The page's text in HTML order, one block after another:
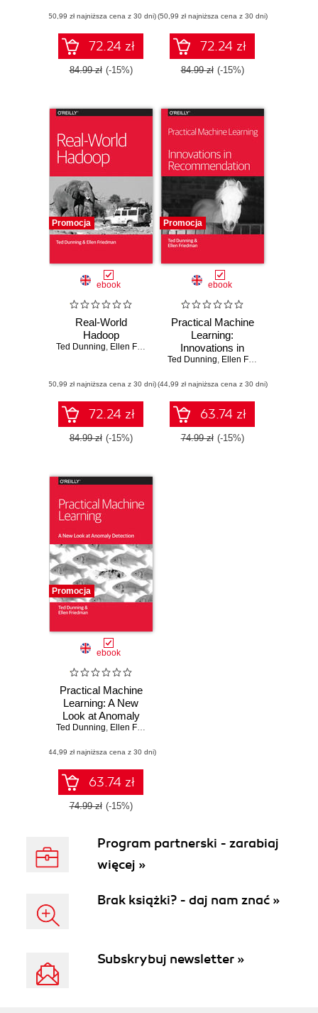
(50,99 zł najniższa cena z 30 dni)
72.24 zł
84.99 zł (-15%)
(50,99 zł najniższa cena z 30 dni)
72.24 zł
84.99 zł (-15%)
Promocja
ebook
Real-World
Hadoop
Ted Dunning, Ellen Friedman
(50,99 zł najniższa cena z 30 dni)
72.24 zł
84.99 zł (-15%)
Promocja
ebook
Practical Machine
Learning:
Innovations in
Recommendation
Ted Dunning, Ellen Friedman
(44,99 zł najniższa cena z 30 dni)
63.74 zł
74.99 zł (-15%)
Promocja
ebook
Practical Machine
Learning: A New
Look at Anomaly
Detection
Ted Dunning, Ellen Friedman
(44,99 zł najniższa cena z 30 dni)
63.74 zł
74.99 zł (-15%)
Program partnerski - zarabiaj
więcej »
Brak książki? - daj nam znać »
Subskrybuj newsletter »